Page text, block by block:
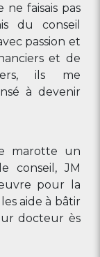
faisais pas
du conseil
passion et
et de
ils me
à devenir
marotte un
conseil, JM
pour la
aide à bâtir
docteur ès